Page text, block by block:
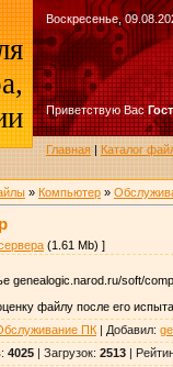
Воскресенье,
Приветствую Вас
Главная|Каталог
» Компьютер»
(1.61 Mb) ]
genealogic.narod.ru/soft/
файлу после его
ПК| Добавил:
: 4025| Загрузок: 2513|